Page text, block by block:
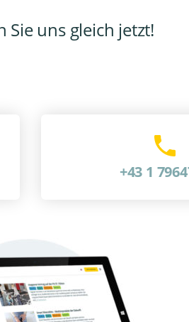
Sie uns gleich jetzt!
+43 1